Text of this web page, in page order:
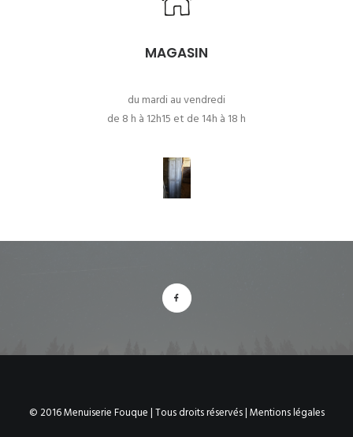
MAGASIN
du mardi au vendredi
de 8 h à 12h15 et de 14h à 18 h
© 2016 Menuiserie Fouque | Tous droits réservés |Mentions légales